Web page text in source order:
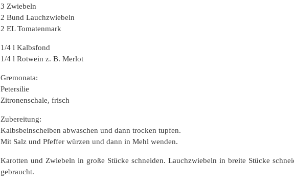
3 Zwiebeln
2 Bund Lauchzwiebeln
2 EL Tomatenmark
1/4 l Kalbsfond
1/4 l Rotwein z. B. Merlot
Gremonata:
Petersilie
Zitronenschale, frisch
Zubereitung:
Kalbsbeinscheiben abwaschen und dann trocken tupfen.
Mit Salz und Pfeffer würzen und dann in Mehl wenden.
Karotten und Zwiebeln in große Stücke schneiden. Lauchzwiebeln in breite Stücke
gebraucht.